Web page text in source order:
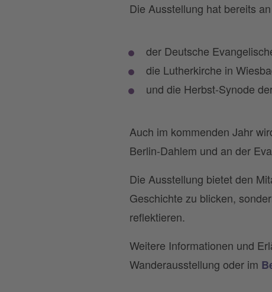
Die Ausstellung hat bereits
der Deutsche
die Lutherkirche in
und die Herbst-Synode
Auch im kommenden Jahr
Berlin-Dahlem und an der
Die Ausstellung bietet den
Geschichte zu blicken,
reflektieren.
Weitere Informationen und
Wanderausstellung oder im